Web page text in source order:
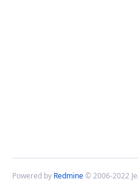
Powered by Redmine© 2006-2022